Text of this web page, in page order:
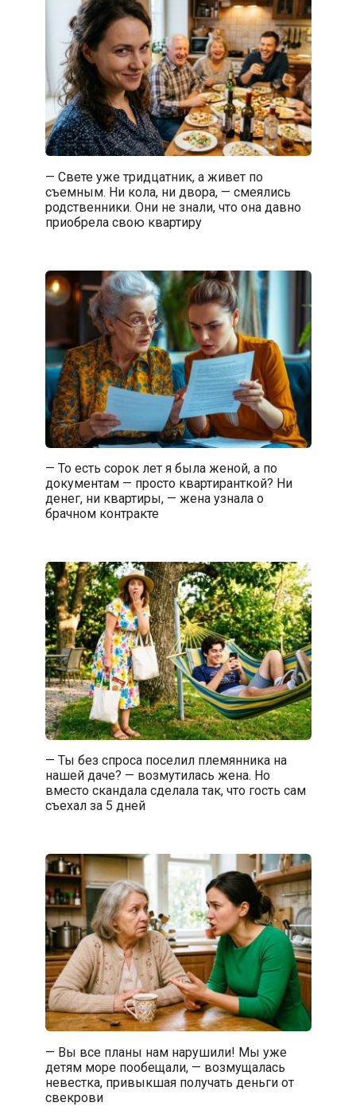
— Свете уже тридцатник, а живет по
съемным. Ни кола, ни двора, — смеялись
родственники. Они не знали, что она давно
приобрела свою квартиру
— То есть сорок лет я была женой, а по
документам — просто квартиранткой? Ни
денег, ни квартиры, — жена узнала о
брачном контракте
— Ты без спроса поселил племянника на
нашей даче? — возмутилась жена. Но
вместо скандала сделала так, что гость сам
съехал за 5 дней
— Вы все планы нам нарушили! Мы уже
детям море пообещали, — возмущалась
невестка, привыкшая получать деньги от
свекрови